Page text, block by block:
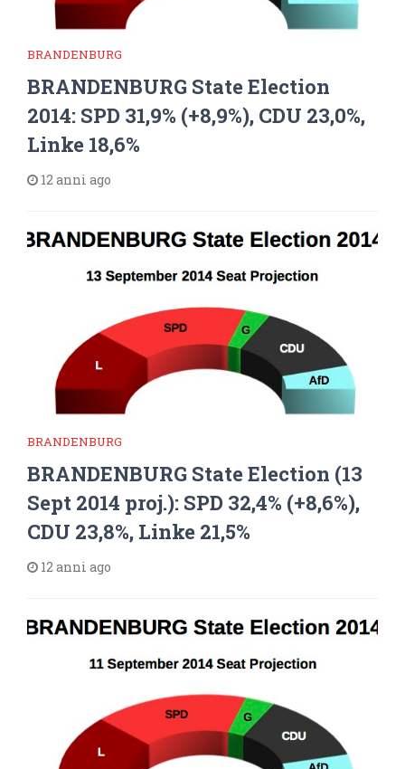
BRANDENBURG
BRANDENBURG State Election
2014: SPD 31,9% (+8,9%), CDU 23,0%,
Linke 18,6%
12 anni ago
BRANDENBURG
BRANDENBURG State Election (13
Sept 2014 proj.): SPD 32,4% (+8,6%),
CDU 23,8%, Linke 21,5%
12 anni ago